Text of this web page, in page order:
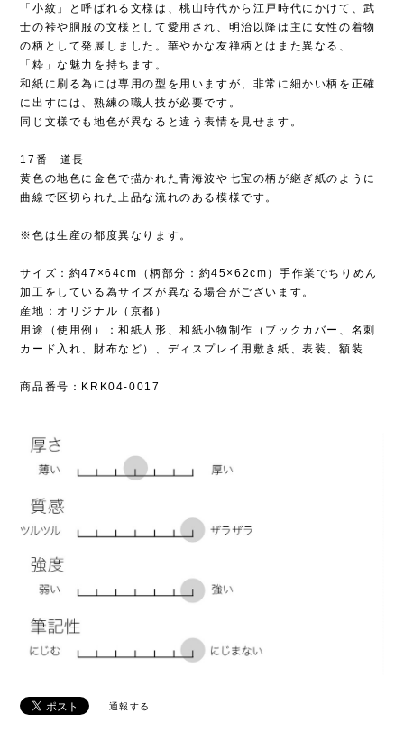
「小紋」と呼ばれる文様は、桃山時代から江戸時代にかけて、武
士の裃や胴服の文様として愛用され、明治以降は主に女性の着物
の柄として発展しました。華やかな友禅柄とはまた異なる、
「粋」な魅力を持ちます。
和紙に刷る為には専用の型を用いますが、非常に細かい柄を正確
に出すには、熟練の職人技が必要です。
同じ文様でも地色が異なると違う表情を見せます。
17番 道長
黄色の地色に金色で描かれた青海波や七宝の柄が継ぎ紙のように
曲線で区切られた上品な流れのある模様です。
※色は生産の都度異なります。
サイズ：約47×64cm（柄部分：約45×62cm）手作業でちりめん
加工をしている為サイズが異なる場合がございます。
産地：オリジナル（京都）
用途（使用例）：和紙人形、和紙小物制作（ブックカバー、名刺
カード入れ、財布など）、ディスプレイ用敷き紙、表装、額装
商品番号：KRK04-0017
通報する